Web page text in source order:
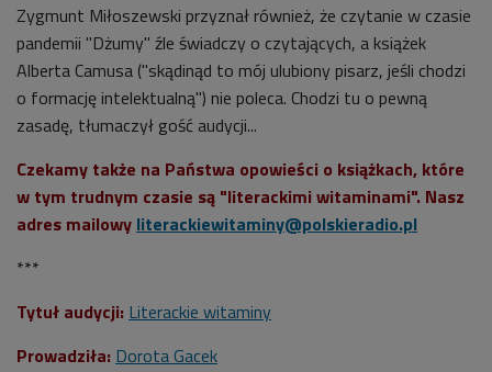
Zygmunt Miłoszewski przyznał również, że czytanie w czasie
pandemii "Dżumy" źle świadczy o czytających, a książek
Alberta Camusa ("skądinąd to mój ulubiony pisarz, jeśli chodzi
o formację intelektualną") nie poleca. Chodzi tu o pewną
zasadę, tłumaczył gość audycji...
Czekamy także na Państwa opowieści o książkach, które
w tym trudnym czasie są "literackimi witaminami". Nasz
adres mailowy literackiewitaminy@polskieradio.pl
***
Tytuł audycji: Literackie witaminy
Prowadziła: Dorota Gacek